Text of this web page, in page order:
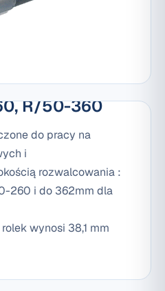
R/50-360
do pracy na
i
rozwalcowania :
260 i do 362mm dla
wynosi 38,1 mm